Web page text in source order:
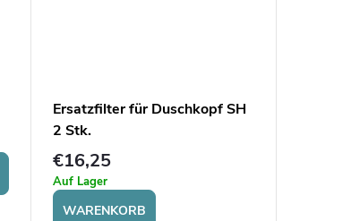
Ersatzfilter für Duschkopf SH
2 Stk.
€16,25
Auf Lager
WARENKORB